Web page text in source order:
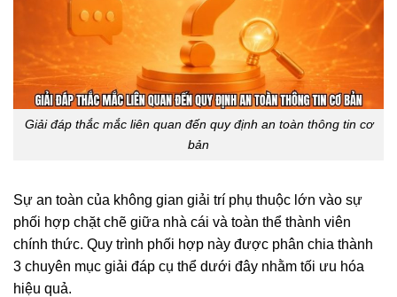
Giải đáp thắc mắc liên quan đến quy định an toàn thông tin cơ
bản
Sự an toàn của không gian giải trí phụ thuộc lớn vào sự
phối hợp chặt chẽ giữa nhà cái và toàn thể thành viên
chính thức. Quy trình phối hợp này được phân chia thành
3 chuyên mục giải đáp cụ thể dưới đây nhằm tối ưu hóa
hiệu quả.